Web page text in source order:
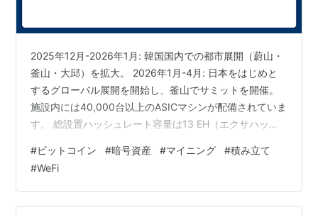
2025年12月-2026年1月: 韓国国内での都市展開（蔚山・
釜山・大邱）を拡大。 2026年1月-4月: 日本をはじめと
するグローバル展開を開始し、釜山でサミットを開催。
施設内には40,000台以上のASICマシンが配備されていま
す。 総設置ハッシュレート容量は13 EH（エクサハッシ
やf2poolへの直接アクセスを提供しています。 登録マイ
ナー数: 10,000人以上で増加中。 拠点数: サテライトオフ
ィスおよび運用ハブが20箇所以上。 生産コスト: 1ビット
コインあたりの生産コストは約18,000ドル。 マイニング
#ビットコイン #暗号資産 #マイニング #積み立て
#WeFi